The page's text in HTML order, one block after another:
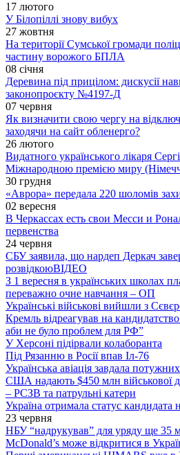
17 лютого
У Білопіллі знову вибух
27 жовтня
На території Сумської громади
частину ворожого БПЛА
08 січня
Деревина під прицілом: дискусії
законопроєкту №4197-Д
07 червня
Як визначити свою чергу на
заходячи на сайт обленерго?
26 лютого
Видатного українського лікаря
Міжнародною премією миру
30 грудня
«Аврора» передала 220 шоломів
02 вересня
В Черкассах есть свои Месси и
первенства
24 червня
СБУ заявила, що нардеп Деркач
розвідкоюВІДЕО
З 1 вересня в українських школах
переважно очне навчання – ОП
Українські військові вийшли з
Кремль відреагував на
аби не було проблем для РФ”
У Херсоні підірвали колаборанта
Під Рязанню в Росії впав Іл-76
Українська авіація завдала
США надають $450 млн військової
– РСЗВ та патрульні катери
Україна отримала статус кандидата
23 червня
НБУ “надрукував” для уряду ще 35
McDonald’s може відкритися в